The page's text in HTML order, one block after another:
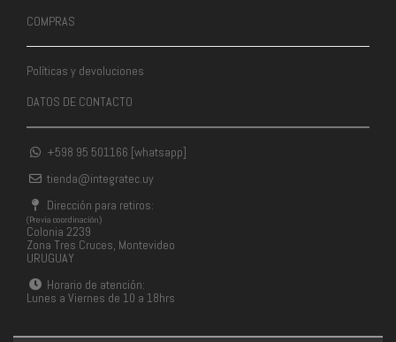
COMPRAS
Políticas y devoluciones
DATOS DE CONTACTO
+598 95 501166 [whatsapp]
tienda@integratec.uy
Dirección para retiros:
(Previa coordinación)
Colonia 2239
Zona Tres Cruces, Montevideo
URUGUAY
Horario de atención:
Lunes a Viernes de 10 a 18hrs